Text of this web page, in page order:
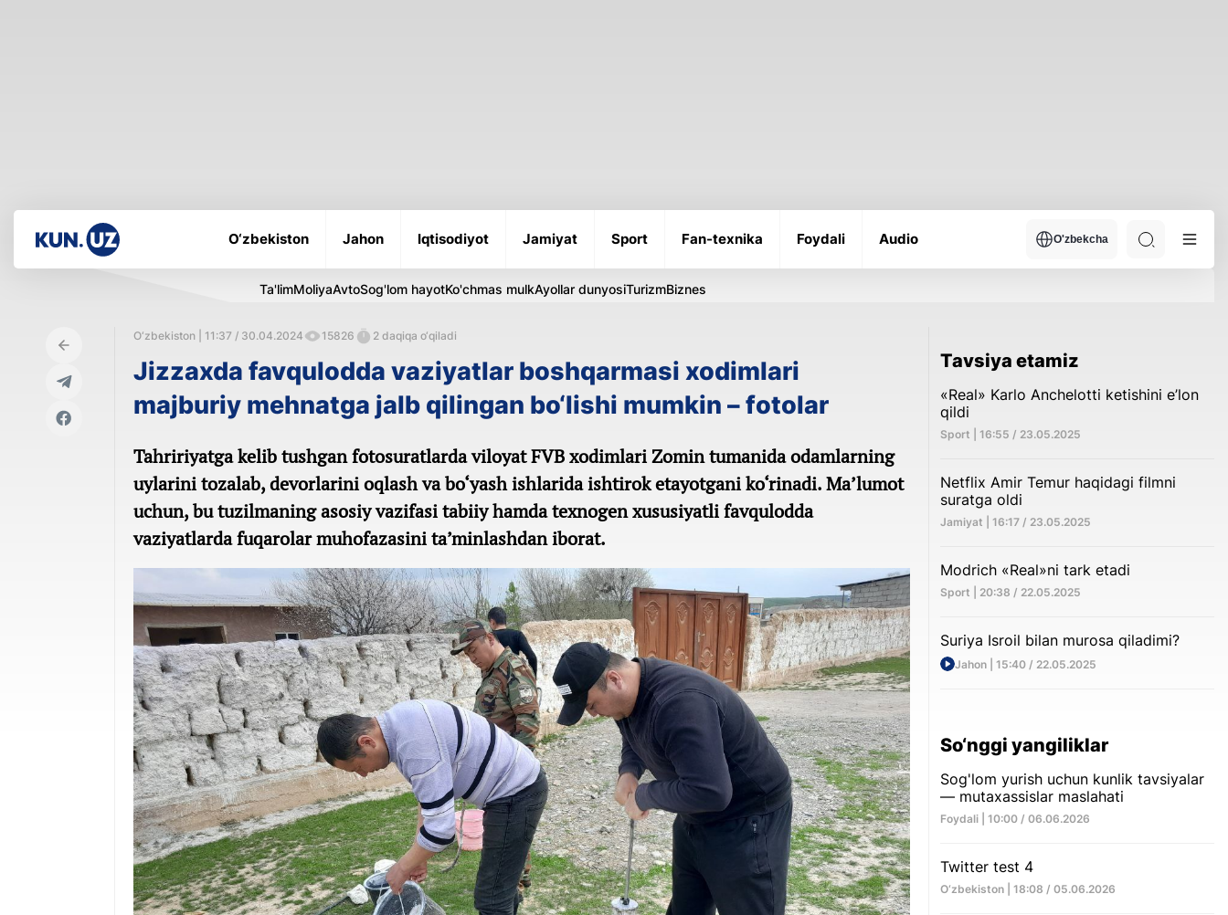
O‘zbekiston Jahon Iqtisodiyot Jamiyat Sport Fan-texnika Foydali Audio O'zbekcha
Ta'limMoliyaAvtoSog'lom hayotKo'chmas mulkAyollar dunyosiTurizmBiznes
O‘zbekiston | 11:37 / 30.04.2024 15826 2 daqiqa o‘qiladi
Jizzaxda favqulodda vaziyatlar boshqarmasi xodimlari
majburiy mehnatga jalb qilingan bo‘lishi mumkin – fotolar
Tahririyatga kelib tushgan fotosuratlarda viloyat FVB xodimlari Zomin tumanida odamlarning
uylarini tozalab, devorlarini oqlash va bo‘yash ishlarida ishtirok etayotgani ko‘rinadi. Ma’lumot
uchun, bu tuzilmaning asosiy vazifasi tabiiy hamda texnogen xususiyatli favqulodda
vaziyatlarda fuqarolar muhofazasini ta’minlashdan iborat.
Tavsiya etamiz
«Real» Karlo Anchelotti ketishini e’lon
qildi
Sport | 16:55 / 23.05.2025
Netflix Amir Temur haqidagi filmni
suratga oldi
Jamiyat | 16:17 / 23.05.2025
Modrich «Real»ni tark etadi
Sport | 20:38 / 22.05.2025
Suriya Isroil bilan murosa qiladimi?
Jahon | 15:40 / 22.05.2025
So‘nggi yangiliklar
Sog'lom yurish uchun kunlik tavsiyalar
— mutaxassislar maslahati
Foydali | 10:00 / 06.06.2026
Twitter test 4
O‘zbekiston | 18:08 / 05.06.2026